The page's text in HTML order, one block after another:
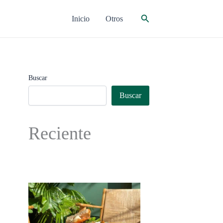
Inicio Otros Buscar
Buscar
Buscar
Reciente